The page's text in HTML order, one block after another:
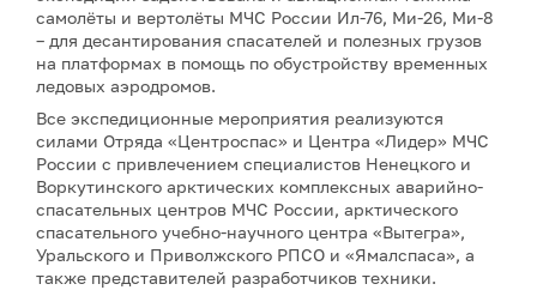
самолёты и вертолёты МЧС России Ил-76, Ми-26, Ми-8
– для десантирования спасателей и полезных грузов
на платформах в помощь по обустройству временных
ледовых аэродромов.
Все экспедиционные мероприятия реализуются
силами Отряда «Центроспас» и Центра «Лидер» МЧС
России с привлечением специалистов Ненецкого и
Воркутинского арктических комплексных аварийно-
спасательных центров МЧС России, арктического
спасательного учебно-научного центра «Вытегра»,
Уральского и Приволжского РПСО и «Ямалспаса», а
также представителей разработчиков техники.